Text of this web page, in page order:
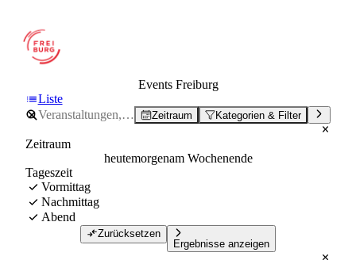
Events Freiburg
Liste
Zeitraum Kategorien & Filter
Zeitraum
heutemorgenam Wochenende
Tageszeit
Vormittag
Nachmittag
Abend
Zurücksetzen
Ergebnisse anzeigen